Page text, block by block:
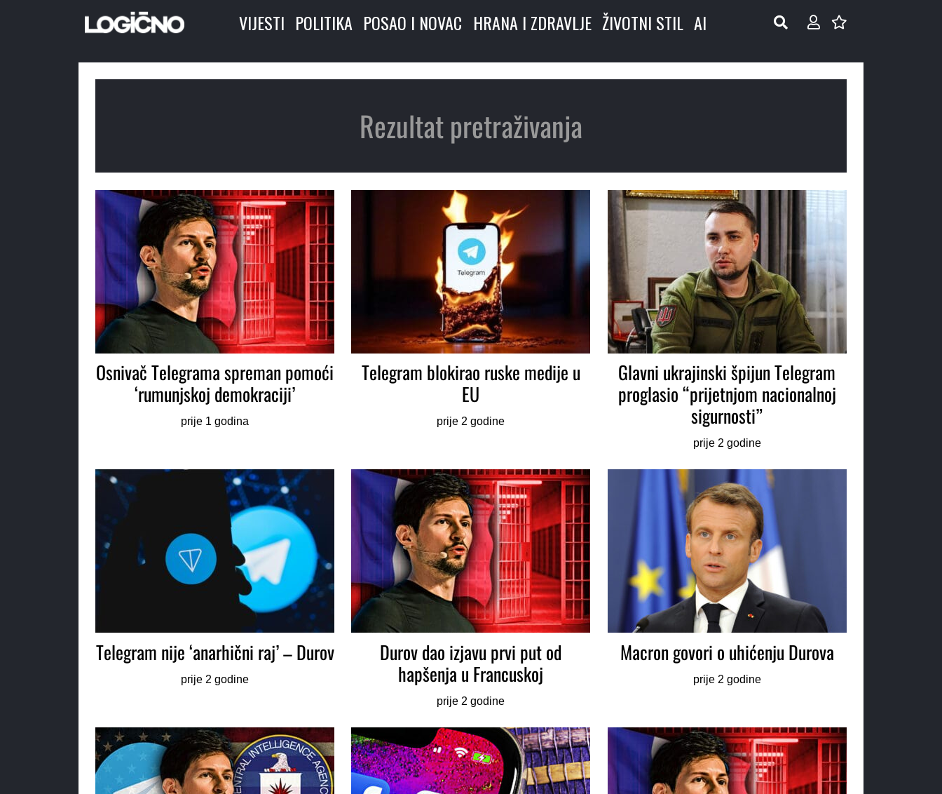
VIJESTI POLITIKA POSAO I NOVAC HRANA I ZDRAVLJE ŽIVOTNI STIL AI
Rezultat pretraživanja
Osnivač Telegrama spreman pomoći
‘rumunjskoj demokraciji’
prije 1 godina
Telegram blokirao ruske medije u
EU
prije 2 godine
Glavni ukrajinski špijun Telegram
proglasio “prijetnjom nacionalnoj
sigurnosti”
prije 2 godine
Telegram nije ‘anarhični raj’ – Durov
prije 2 godine
Durov dao izjavu prvi put od
hapšenja u Francuskoj
prije 2 godine
Macron govori o uhićenju Durova
prije 2 godine